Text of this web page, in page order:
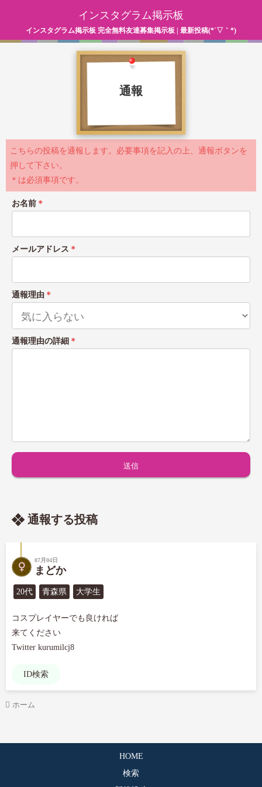
インスタグラム掲示板
インスタグラム掲示板 完全無料友達募集掲示板 | 最新投稿(*´▽｀*)
通報
こちらの投稿を通報します。必要事項を記入の上、通報ボタンを
押して下さい。
＊は必須事項です。
お名前 ＊
メールアドレス ＊
通報理由 ＊
通報理由の詳細 ＊
通報する投稿
07月04日
まどか
20代 青森県 大学生
コスプレイヤーでも良ければ
来てください
Twitter kurumilcj8
ID検索
ホーム
HOME
検索